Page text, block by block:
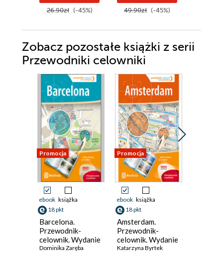
26.90zł (-45%) 49.90zł (-45%)
Zobacz pozostałe książki z serii
Przewodniki celowniki
Promocja
ebook książka
18 pkt
Barcelona.
Przewodnik-
celownik. Wydanie
2
Dominika Zaręba
Promocja
ebook książka
18 pkt
Amsterdam.
Przewodnik-
celownik. Wydanie
1
Katarzyna Byrtek